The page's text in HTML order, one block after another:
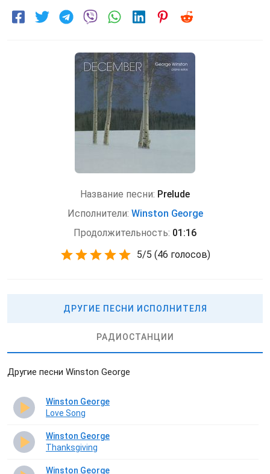
Название песни: Prelude
Исполнители: Winston George
Продолжительность: 01:16
5/5 (46 голосов)
ДРУГИЕ ПЕСНИ ИСПОЛНИТЕЛЯ
РАДИОСТАНЦИИ
Другие песни Winston George
Winston George
Love Song
Winston George
Thanksgiving
Winston George